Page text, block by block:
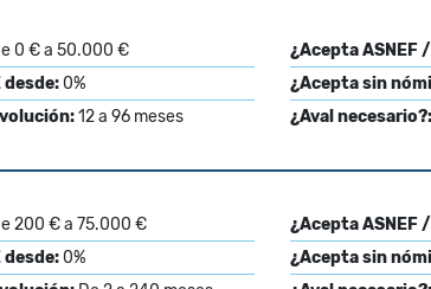
0 € a 50.000 €
desde:0%
12 a 96 meses
¿Acepta ASNEF
¿Acepta sin
¿Aval necesario?:
200 € a 75.000 €
desde:0%
¿Acepta ASNEF
¿Acepta sin